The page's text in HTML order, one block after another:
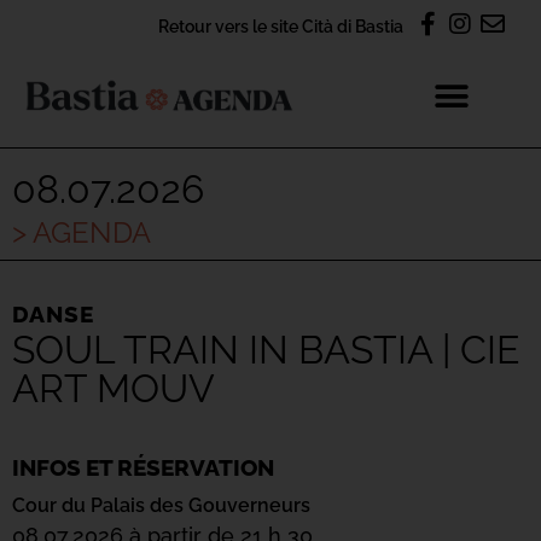
Retour vers le site Cità di Bastia
08.07.2026
> AGENDA
DANSE
SOUL TRAIN IN BASTIA | CIE
ART MOUV
INFOS ET RÉSERVATION
Cour du Palais des Gouverneurs
08.07.2026 à partir de 21 h 30